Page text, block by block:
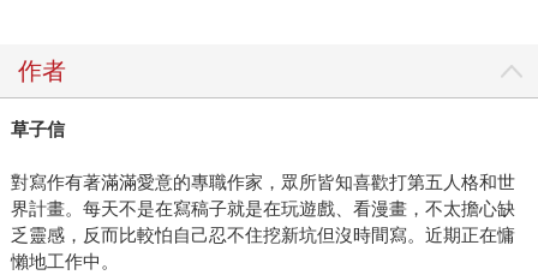
作者
草子信
對寫作有著滿滿愛意的專職作家，眾所皆知喜歡打第五人格和世
界計畫。每天不是在寫稿子就是在玩遊戲、看漫畫，不太擔心缺
乏靈感，反而比較怕自己忍不住挖新坑但沒時間寫。近期正在慵
懶地工作中。